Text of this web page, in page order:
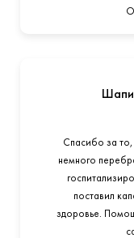
Спасибо за
немного
поставил
здоровье.